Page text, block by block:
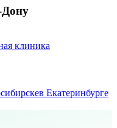
Дону
клиника
в Екатеринбурге